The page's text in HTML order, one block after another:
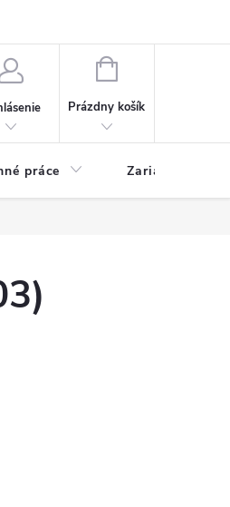
NÁKUPNÝ
Prázdny košík
práce Zariadenia na